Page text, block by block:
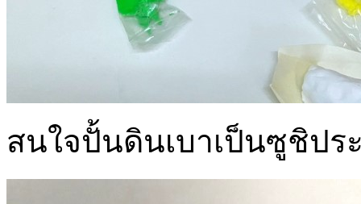
สนใจปั้นดินเบาเป็นซูชิปร